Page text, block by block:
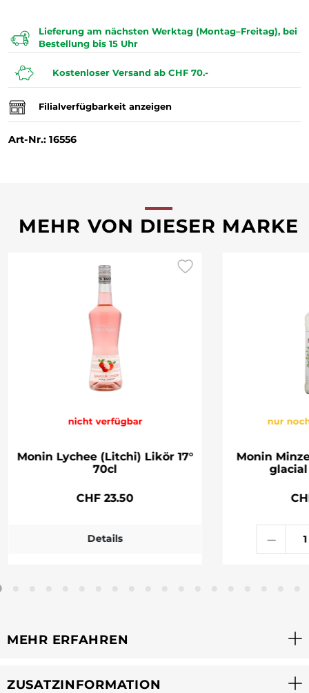
Lieferung am nächsten Werktag (Montag–Freitag), bei
Bestellung bis 15 Uhr
Kostenloser Versand ab CHF 70.-
Filialverfügbarkeit anzeigen
Art-Nr.: 16556
MEHR VON DIESER MARKE
nicht verfügbar
Monin Lychee (Litchi) Likör 17°
70cl
CHF 23.50
Details
nur
Monin
MEHR ERFAHREN
ZUSATZINFORMATION